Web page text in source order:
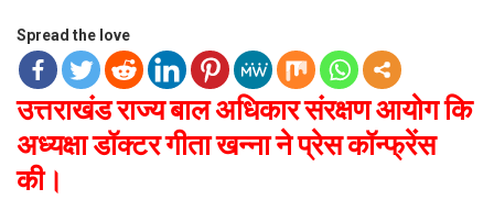
Spread the love
उत्तराखंड राज्य बाल अधिकार संरक्षण आयोग कि
अध्यक्षा डॉक्टर गीता खन्ना ने प्रेस कॉन्फ्रेंस
की।